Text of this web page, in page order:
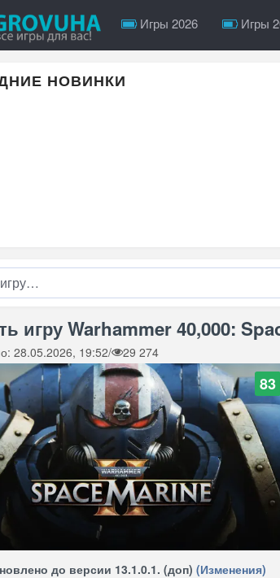
Игры 2026 Игры
НОВИНКИ
игру Warhammer 40,000:
28.05.2026, 19:52/ 29 274
83
до версии 13.1.0.1. (доп) (Изменения)